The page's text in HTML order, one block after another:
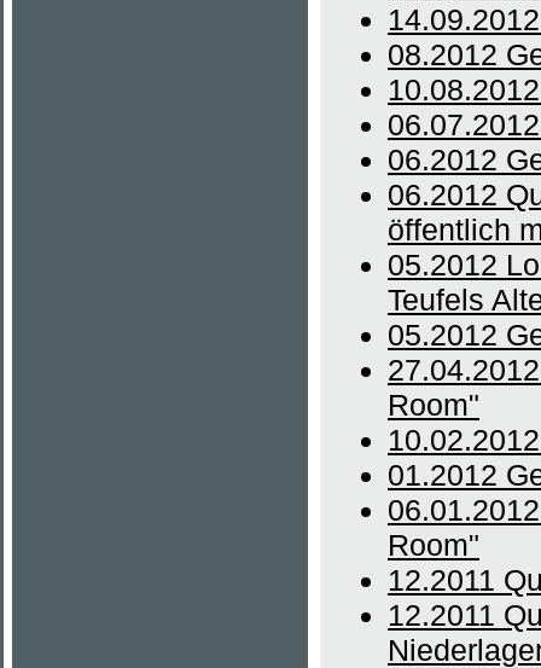
08.2012
06.2012
06.2012
öffentlich
05.2012
Teufels
05.2012
Room"
01.2012
Room"
12.2011
12.2011